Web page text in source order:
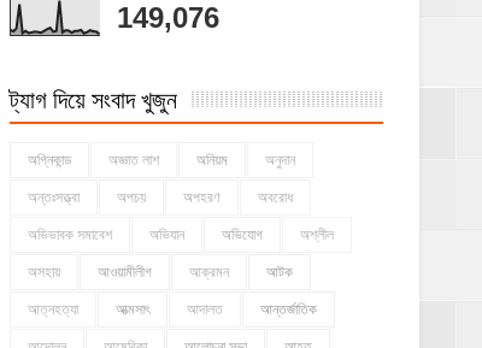
149,076
ট্যাগ দিয়ে সংবাদ খুজুন
অগ্নিকান্ড অজ্ঞাত লাশ অনিয়ম অনুদান
অন্তঃসত্ত্বা অপচয় অপহরণ অবরোধ
অভিভাবক সমাবেশ অভিযান অভিযোগ অশ্লীল
অসহায় আওয়ামীলীগ আক্রমন আটক
আত্নহত্যা আত্মসাৎ আদালত আন্তর্জাতিক